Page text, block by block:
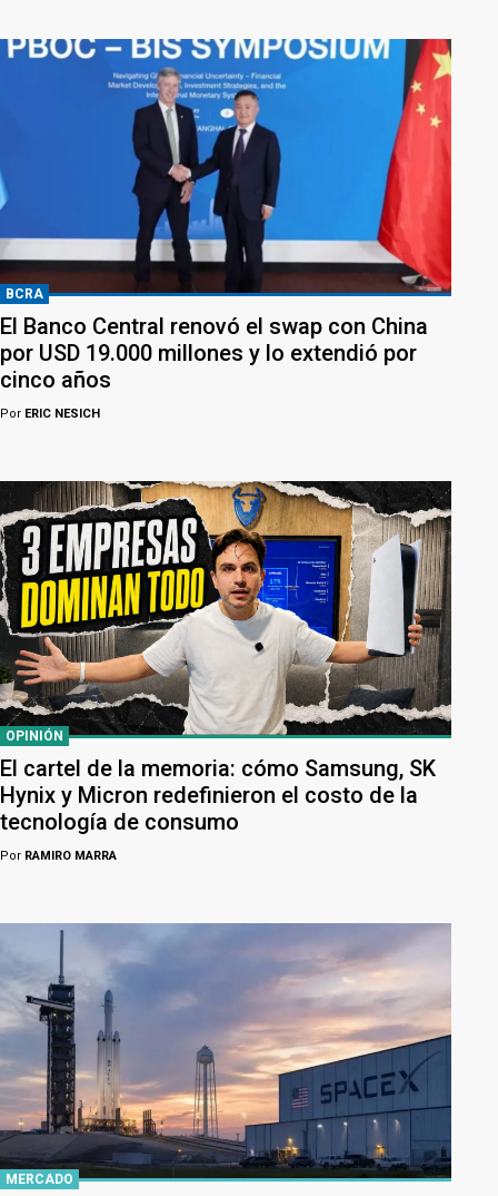
BCRA
El Banco Central renovó el swap con China
por USD 19.000 millones y lo extendió por
cinco años
Por ERIC NESICH
OPINIÓN
El cartel de la memoria: cómo Samsung, SK
Hynix y Micron redefinieron el costo de la
tecnología de consumo
Por RAMIRO MARRA
MERCADO